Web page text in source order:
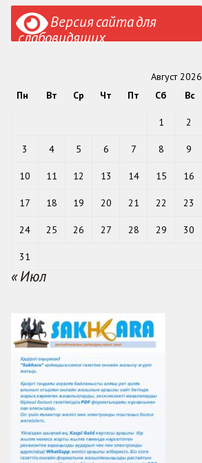
Версия сайта для
слабовидящих
Август 2026
Пн
Вт Ср Чт Пт Сб Вс
1 2
3 4 5 6 7 8 9
10 11 12 13 14 15 16
17 18 19 20 21 22 23
24 25 26 27 28 29 30
31
« Июл